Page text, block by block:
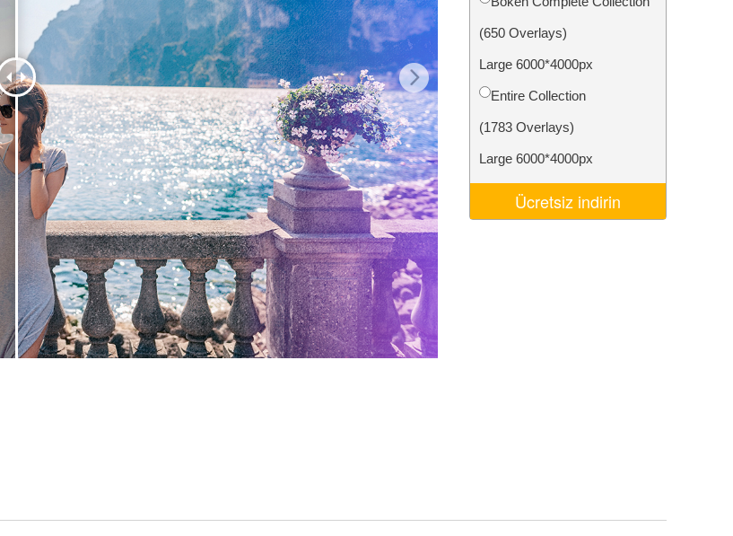
Mücevher Rötuş Hizmetleri AI Eğitim Verileri Video Editing Services
(650 Overlays)
Large 6000*4000px
Entire Collection
(1783 Overlays)
Large 6000*4000px
Ücretsiz indirin